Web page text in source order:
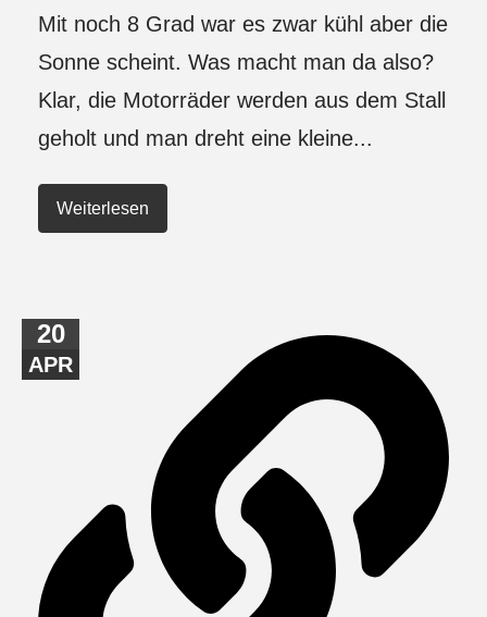
Mit noch 8 Grad war es zwar kühl aber die
Sonne scheint. Was macht man da also?
Klar, die Motorräder werden aus dem Stall
geholt und man dreht eine kleine...
Weiterlesen
20
APR